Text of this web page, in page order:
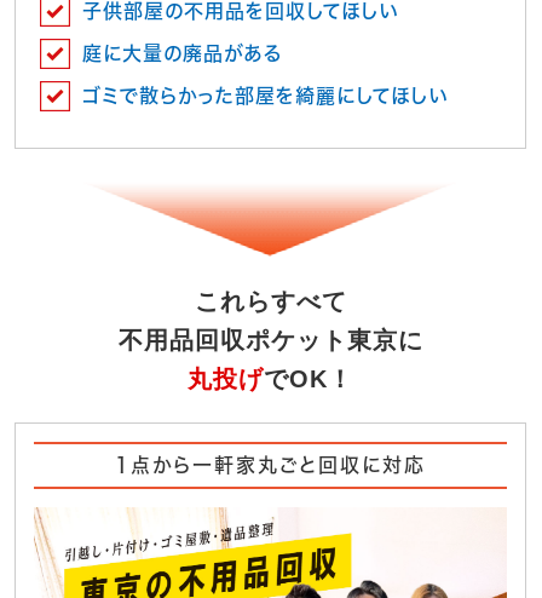
子供部屋の不用品を回収してほしい
庭に大量の廃品がある
ゴミで散らかった部屋を綺麗にしてほしい
これらすべて
不用品回収ポケット東京に
丸投げでOK！
1点から一軒家丸ごと回収に対応